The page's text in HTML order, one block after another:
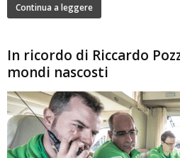
Continua a leggere
In ricordo di Riccardo
mondi nascosti